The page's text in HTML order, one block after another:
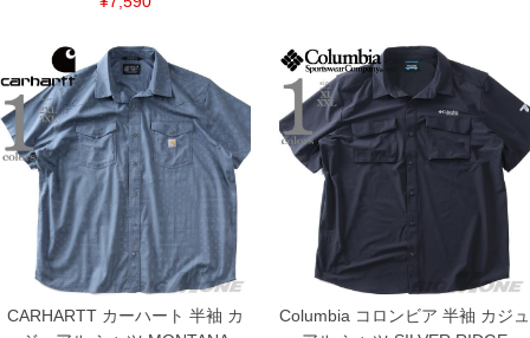
CARHARTT カーハート 半袖 カ
Columbia コロンビア 半袖 カジュ